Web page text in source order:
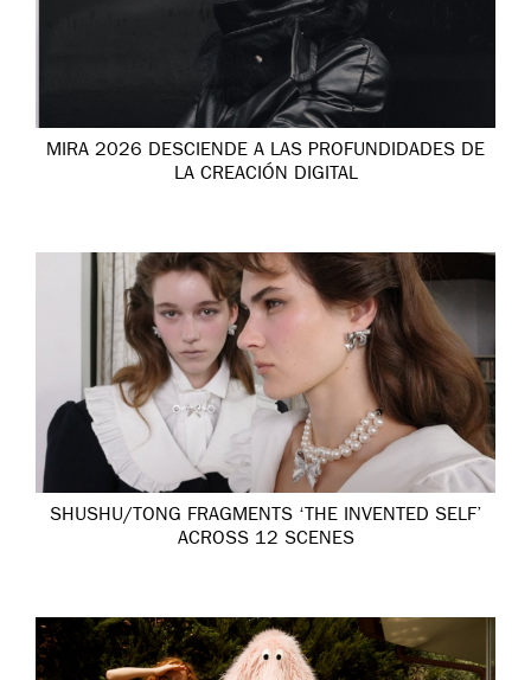
MIRA 2026 DESCIENDE A LAS PROFUNDIDADES DE
LA CREACIÓN DIGITAL
SHUSHU/TONG FRAGMENTS ‘THE INVENTED SELF’
ACROSS 12 SCENES